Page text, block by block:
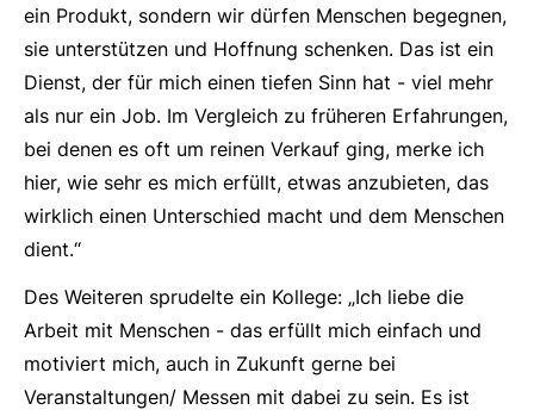
ein Produkt, sondern wir dürfen Menschen begegnen,
sie unterstützen und Hoffnung schenken. Das ist ein
Dienst, der für mich einen tiefen Sinn hat - viel mehr
als nur ein Job. Im Vergleich zu früheren Erfahrungen,
bei denen es oft um reinen Verkauf ging, merke ich
hier, wie sehr es mich erfüllt, etwas anzubieten, das
wirklich einen Unterschied macht und dem Menschen
dient.“
Des Weiteren sprudelte ein Kollege: „Ich liebe die
Arbeit mit Menschen - das erfüllt mich einfach und
motiviert mich, auch in Zukunft gerne bei
Veranstaltungen/ Messen mit dabei zu sein. Es ist